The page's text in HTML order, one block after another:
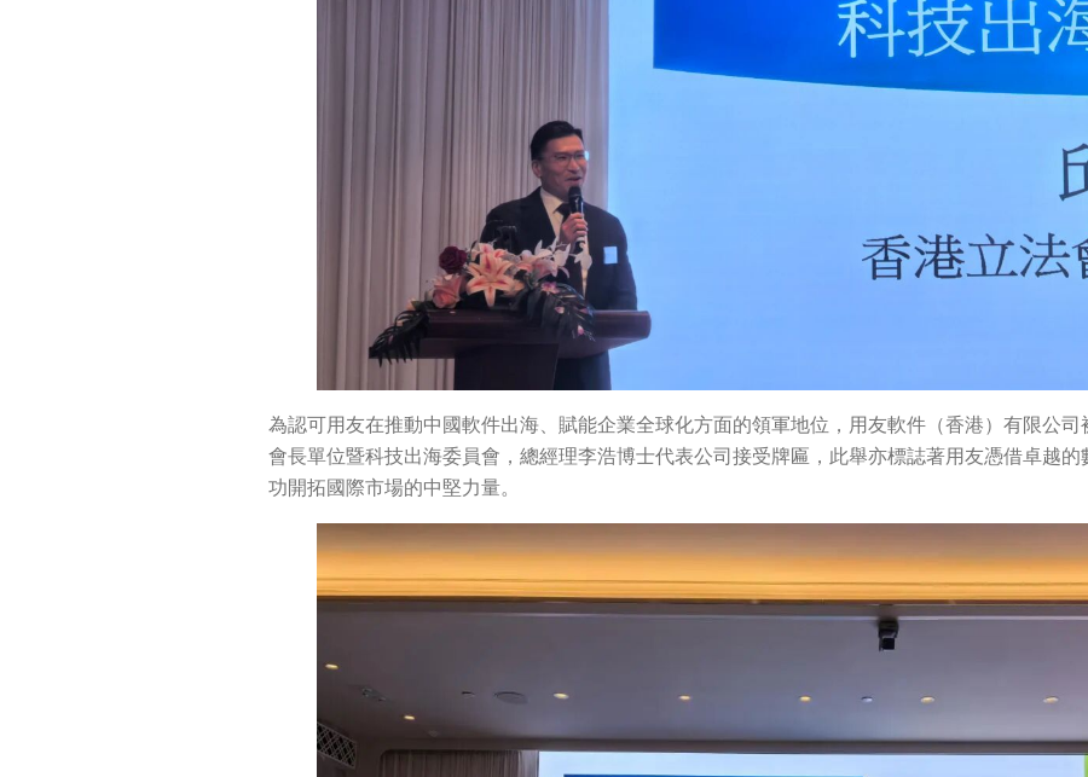
為認可用友在推動中國軟件出海、賦能企業全球化方面的領軍地位，用友軟件（香港）有限公
會長單位暨科技出海委員會，總經理李浩博士代表公司接受牌匾，此舉亦標誌著用友憑借卓越
功開拓國際市場的中堅力量。